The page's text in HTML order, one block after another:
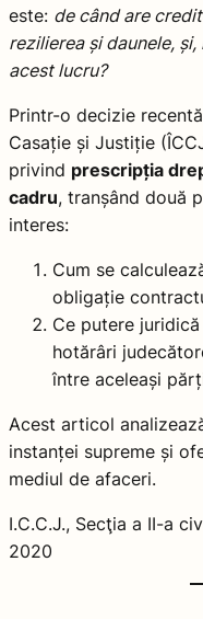
este: de când are
rezilierea și daunele,
acest lucru?
Printr-o decizie
Casație și Justiție
privind prescripția
cadru, tranșând două
interes:
Cum se
obligație
Ce putere
hotărâri
între aceleași
Acest articol
instanței supreme și
mediul de afaceri.
I.C.C.J., Secţia a II-a
2020